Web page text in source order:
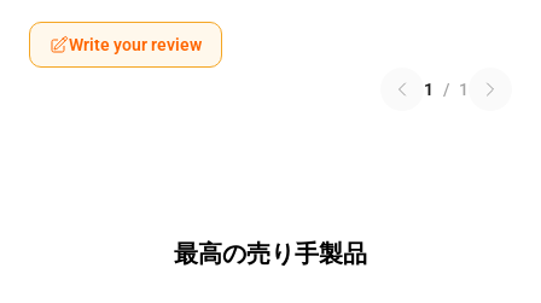
Write your review
1 / 1
最高の売り手製品